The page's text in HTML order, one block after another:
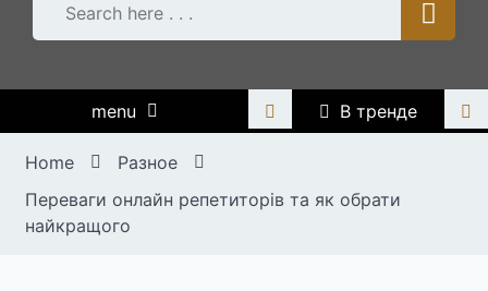
menu В тренде
Home
Разное
Переваги онлайн репетиторів та як обрати
найкращого